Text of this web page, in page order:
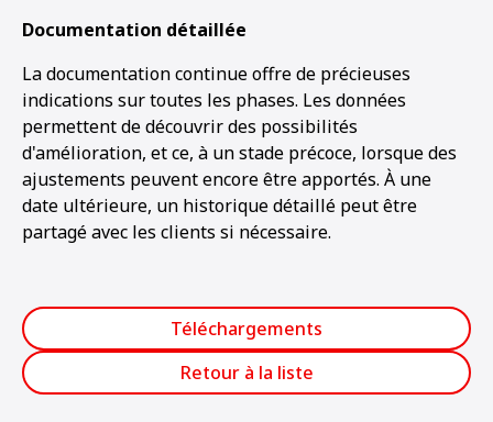
Documentation détaillée
La documentation continue offre de précieuses
indications sur toutes les phases. Les données
permettent de découvrir des possibilités
d'amélioration, et ce, à un stade précoce, lorsque des
ajustements peuvent encore être apportés. À une
date ultérieure, un historique détaillé peut être
partagé avec les clients si nécessaire.
Téléchargements
Retour à la liste